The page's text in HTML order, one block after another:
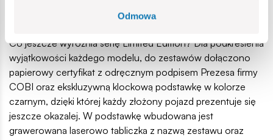
Odmowa
renomą produktów COBI, w limitowanej edycji wielu
Co jeszcze wyróżnia serię Limited Edition? Dla podkreślenia
wyjątkowości każdego modelu, do zestawów dołączono
papierowy certyfikat z odręcznym podpisem Prezesa firmy
COBI oraz ekskluzywną klockową podstawkę w kolorze
czarnym, dzięki której każdy złożony pojazd prezentuje się
jeszcze okazalej. W podstawkę wbudowana jest
grawerowana laserowo tabliczka z nazwą zestawu oraz